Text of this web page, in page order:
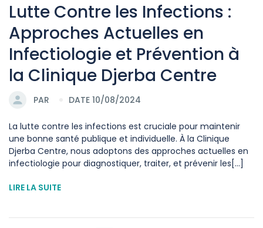
Lutte Contre les Infections :
Approches Actuelles en
Infectiologie et Prévention à
la Clinique Djerba Centre
PAR DATE 10/08/2024
La lutte contre les infections est cruciale pour maintenir
une bonne santé publique et individuelle. À la Clinique
Djerba Centre, nous adoptons des approches actuelles en
infectiologie pour diagnostiquer, traiter, et prévenir les[...]
LIRE LA SUITE